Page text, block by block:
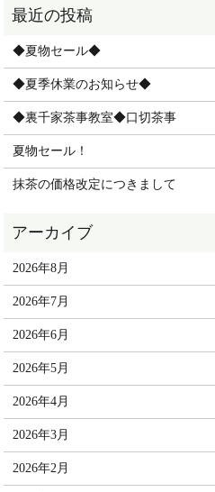
◆夏物セール◆
◆夏季休業のお知らせ◆
◆裏千家茶事教室◆口切茶事
夏物セール！
抹茶の価格改定につきまして
2026年8月
2026年7月
2026年6月
2026年5月
2026年4月
2026年3月
2026年2月